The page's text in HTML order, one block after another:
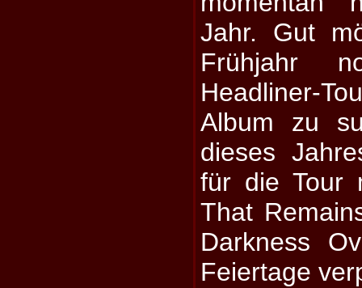
Jahr. Gut
Frühjahr
Headliner-
Album zu
dieses
für die Tour
That
Darkness
Feiertage